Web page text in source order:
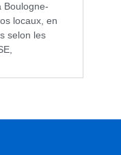
Boulogne-
locaux, en
selon les